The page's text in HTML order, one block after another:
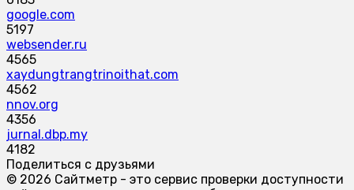
google.com
5197
websender.ru
4565
xaydungtrangtrinoithat.com
4562
nnov.org
4356
jurnal.dbp.my
4182
Поделиться с друзьями
© 2026 Сайтметр - это сервис проверки доступности